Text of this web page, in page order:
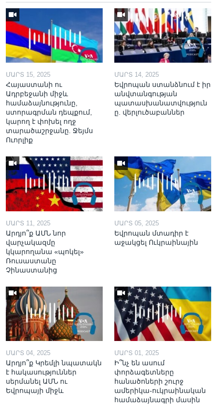
ՄԱՐՏ 15, 2025
Հայաստանի ու
Ադրբեջանի միջև
համաձայնությունը,
ստորագրման դեպքում,
կարող է փոխել ողջ
տարածաշրջանը. Ջեյմս
Ուորլիք
ՄԱՐՏ 14, 2025
Եվրոպան ստանձնում է իր
անվտանգության
պատասխանատվություն
ը. վերլուծաբաններ
ՄԱՐՏ 11, 2025
Արդյո՞ք ԱՄՆ նոր
վարչակազմը
կկարողանա «պոկել»
Ռուսաստանը
Չինաստանից
ՄԱՐՏ 05, 2025
Եվրոպան մտադիր է
աջակցել Ուկրաինային
ՄԱՐՏ 04, 2025
Արդյո՞ք Կրեմլի նպատակն
է հակասություններ
սերմանել ԱՄՆ ու
Եվրոպայի միջև
ՄԱՐՏ 01, 2025
Ի՞նչ են ասում
փորձագետները
հանածոների շուրջ
ամերիկա-ուկրաինական
համաձայնագրի մասին